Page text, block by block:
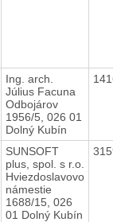
Ing. arch.
Július Facuna
Odbojárov
1956/5, 026 01
Dolný Kubín
SUNSOFT
plus, spol. s r.o.
Hviezdoslavovo
námestie
1688/15, 026
01 Dolný Kubín